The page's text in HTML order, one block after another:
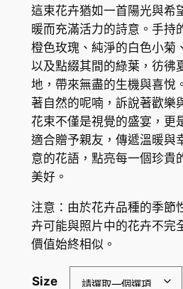
這束花卉猶如一首陽光與希
暖而充滿活力的詩意。手持
橙色玫瑰、純淨的白色小菊
以及點綴其間的綠葉，彷彿
地，帶來無盡的生機與喜悅
著自然的呢喃，訴說著歡樂
花束不僅是視覺的盛宴，更
適合贈予親友，傳遞溫暖與
意的花語，點亮每一個珍貴
美好。
注意：由於花卉品種的季節
卉可能與照片中的花卉不完
價值始終相似。
Size